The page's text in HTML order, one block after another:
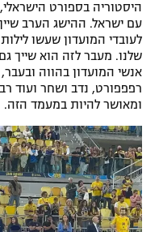
מדיניות פרטיות
תקנון פעילות ספורט 1
רשיון להקרנה פומבית
הצטרפות לחבילת
לוח דרושים – ג'ובנט
תגיות
גיימינג E-Sports
היסטוריה בספורט
עם ישראל. ההישג הערב
לעובדי המועדון שעשו
שלנו. מעבר לזה הוא שייך
אנשי המועדון בהווה ובעבר,
רפפפורט, נדב ושחר ועוד
ומאושר להיות במעמד הזה.